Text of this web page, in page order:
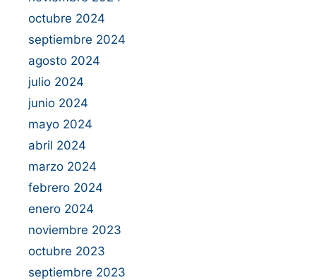
octubre 2024
septiembre 2024
agosto 2024
julio 2024
junio 2024
mayo 2024
abril 2024
marzo 2024
febrero 2024
enero 2024
noviembre 2023
octubre 2023
septiembre 2023